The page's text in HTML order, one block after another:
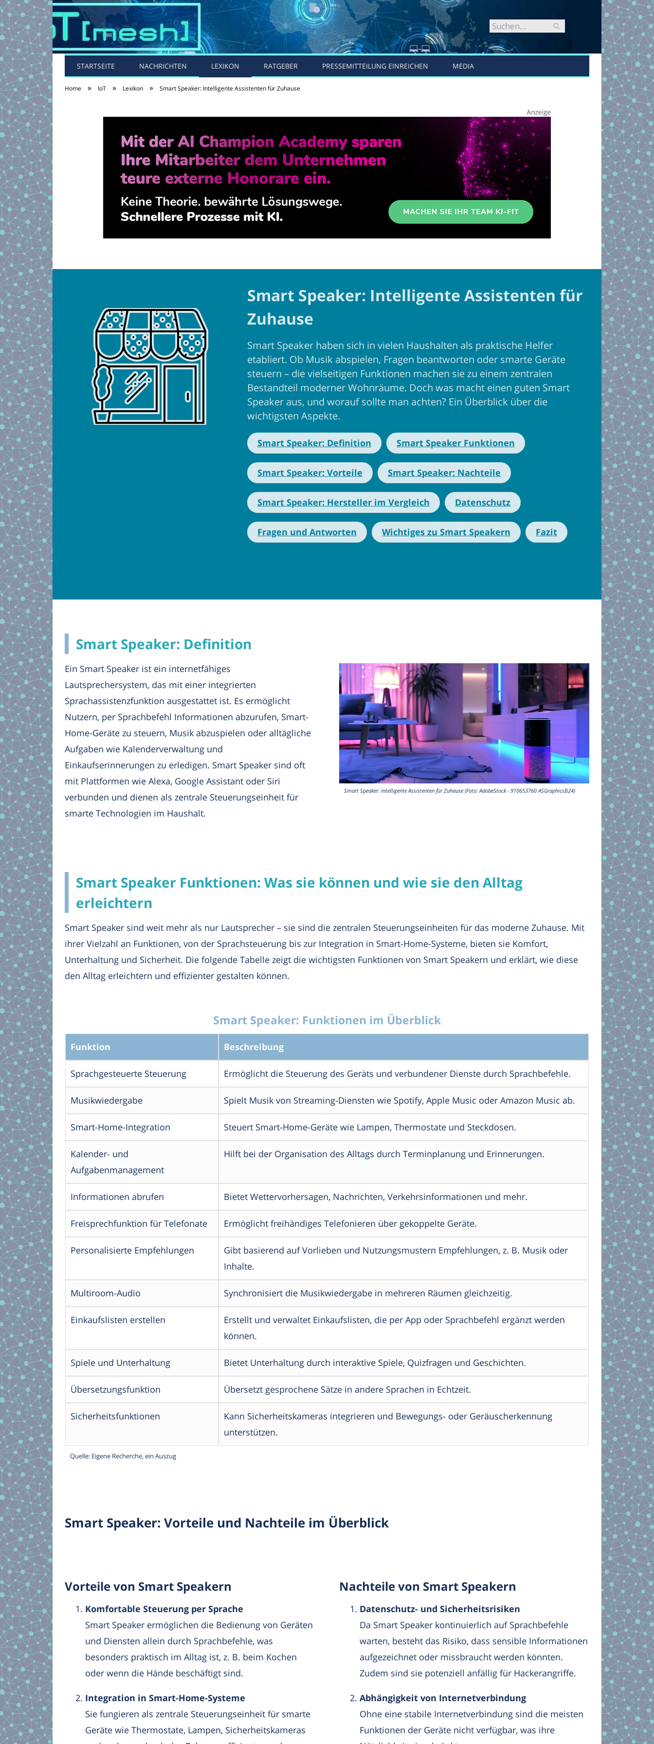
STARTSEITE NACHRICHTEN LEXIKON RATGEBER PRESSEMITTEILUNG EINREICHEN MEDIA
Home » IoT » Lexikon » Smart Speaker: Intelligente Assistenten für Zuhause
Smart Speaker: Intelligente Assistenten für
Zuhause
Smart Speaker haben sich in vielen Haushalten als praktische Helfer
etabliert. Ob Musik abspielen, Fragen beantworten oder smarte Geräte
steuern – die vielseitigen Funktionen machen sie zu einem zentralen
Bestandteil moderner Wohnräume. Doch was macht einen guten Smart
Speaker aus, und worauf sollte man achten? Ein Überblick über die
wichtigsten Aspekte.
Smart Speaker: Definition Smart Speaker Funktionen
Smart Speaker: Vorteile Smart Speaker: Nachteile
Smart Speaker: Hersteller im Vergleich Datenschutz
Fragen und Antworten Wichtiges zu Smart Speakern Fazit
Smart Speaker: Definition
Ein Smart Speaker ist ein internetfähiges
Lautsprechersystem, das mit einer integrierten
Sprachassistenzfunktion ausgestattet ist. Es ermöglicht
Nutzern, per Sprachbefehl Informationen abzurufen, Smart-
Home-Geräte zu steuern, Musik abzuspielen oder alltägliche
Aufgaben wie Kalenderverwaltung und
Einkaufserinnerungen zu erledigen. Smart Speaker sind oft
mit Plattformen wie Alexa, Google Assistant oder Siri
verbunden und dienen als zentrale Steuerungseinheit für
smarte Technologien im Haushalt.
Smart Speaker: Intelligente Assistenten für Zuhause (Foto: AdobeStock - 910653760 ASGraphicsB24)
Smart Speaker Funktionen: Was sie können und wie sie den Alltag
erleichtern
Smart Speaker sind weit mehr als nur Lautsprecher – sie sind die zentralen Steuerungseinheiten für das moderne Zuhause. Mit
ihrer Vielzahl an Funktionen, von der Sprachsteuerung bis zur Integration in Smart-Home-Systeme, bieten sie Komfort,
Unterhaltung und Sicherheit. Die folgende Tabelle zeigt die wichtigsten Funktionen von Smart Speakern und erklärt, wie diese
den Alltag erleichtern und effizienter gestalten können.
Smart Speaker: Funktionen im Überblick
Funktion Beschreibung
Sprachgesteuerte Steuerung Ermöglicht die Steuerung des Geräts und verbundener Dienste durch Sprachbefehle.
Musikwiedergabe Spielt Musik von Streaming-Diensten wie Spotify, Apple Music oder Amazon Music ab.
Smart-Home-Integration Steuert Smart-Home-Geräte wie Lampen, Thermostate und Steckdosen.
Kalender- und
Aufgabenmanagement
Hilft bei der Organisation des Alltags durch Terminplanung und Erinnerungen.
Informationen abrufen Bietet Wettervorhersagen, Nachrichten, Verkehrsinformationen und mehr.
Freisprechfunktion für Telefonate Ermöglicht freihändiges Telefonieren über gekoppelte Geräte.
Personalisierte Empfehlungen
Gibt basierend auf Vorlieben und Nutzungsmustern Empfehlungen, z. B. Musik oder
Inhalte.
Multiroom-Audio Synchronisiert die Musikwiedergabe in mehreren Räumen gleichzeitig.
Einkaufslisten erstellen
Erstellt und verwaltet Einkaufslisten, die per App oder Sprachbefehl ergänzt werden
können.
Spiele und Unterhaltung Bietet Unterhaltung durch interaktive Spiele, Quizfragen und Geschichten.
Übersetzungsfunktion Übersetzt gesprochene Sätze in andere Sprachen in Echtzeit.
Sicherheitsfunktionen
Kann Sicherheitskameras integrieren und Bewegungs- oder Geräuscherkennung
unterstützen.
Quelle: Eigene Recherche, ein Auszug
Smart Speaker: Vorteile und Nachteile im Überblick
Vorteile von Smart Speakern
Komfortable Steuerung per Sprache
Smart Speaker ermöglichen die Bedienung von Geräten
und Diensten allein durch Sprachbefehle, was
besonders praktisch im Alltag ist, z. B. beim Kochen
oder wenn die Hände beschäftigt sind.
Integration in Smart-Home-Systeme
Sie fungieren als zentrale Steuerungseinheit für smarte
Geräte wie Thermostate, Lampen, Sicherheitskameras
Nachteile von Smart Speakern
Datenschutz- und Sicherheitsrisiken
Da Smart Speaker kontinuierlich auf Sprachbefehle
warten, besteht das Risiko, dass sensible Informationen
aufgezeichnet oder missbraucht werden könnten.
Zudem sind sie potenziell anfällig für Hackerangriffe.
Abhängigkeit von Internetverbindung
Ohne eine stabile Internetverbindung sind die meisten
Funktionen der Geräte nicht verfügbar, was ihre